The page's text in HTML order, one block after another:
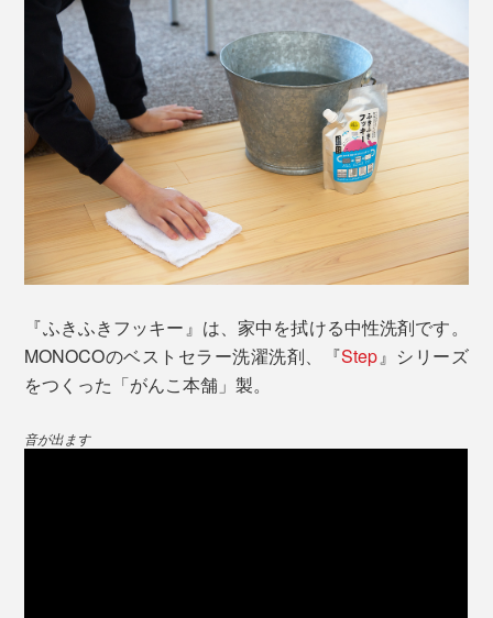
使い方はカンタン。
(1)水5ℓに、『ふきふきフッキー』5㎖を入れて、「洗浄
液」をつくります。ベルガモット精油のほんのりいい香
拭いた後は、サラッと気持ちいい手触りを感じます。し
かも、自然なツヤができて、リビングが、なんだか明る
く見えるみたい。
窓ガラスは、気づいていなかった、手垢やホコリがとれ
てスッキリ。ガラスが、文字どおりキラキラ輝いていま
『ふきふきフッキー』は、家中を拭ける中性洗剤です。
MONOCOのベストセラー洗濯洗剤、『Step 』シリーズ
をつくった「がんこ本舗」製。
音が出ます